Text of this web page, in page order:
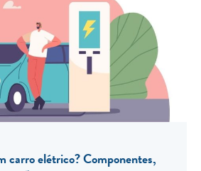
carro elétrico? Componentes,